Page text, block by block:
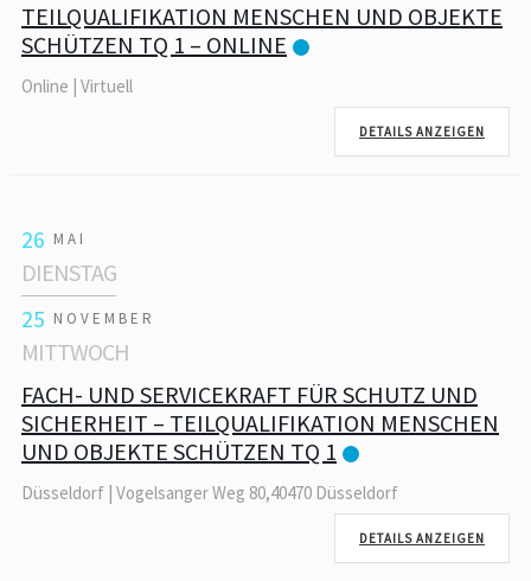
TEILQUALIFIKATION MENSCHEN UND OBJEKTE
SCHÜTZEN TQ 1 – ONLINE
Online | Virtuell
DETAILS ANZEIGEN
26 MAI
DIENSTAG
25 NOVEMBER
MITTWOCH
FACH- UND SERVICEKRAFT FÜR SCHUTZ UND
SICHERHEIT – TEILQUALIFIKATION MENSCHEN
UND OBJEKTE SCHÜTZEN TQ 1
Düsseldorf | Vogelsanger Weg 80,40470 Düsseldorf
DETAILS ANZEIGEN